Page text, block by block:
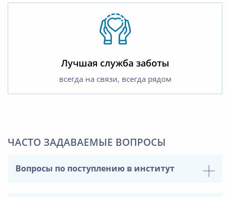
Лучшая служба заботы
всегда на связи, всегда рядом
ЧАСТО ЗАДАВАЕМЫЕ ВОПРОСЫ
Вопросы по поступлению в институт